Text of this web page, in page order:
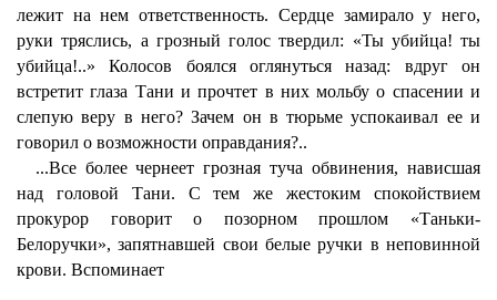
лежит на нем ответственность. Сердце замирало у него,
руки тряслись, а грозный голос твердил: «Ты убийца! ты
убийца!..» Колосов боялся оглянуться назад: вдруг он
встретит глаза Тани и прочтет в них мольбу о спасении и
слепую веру в него? Зачем он в тюрьме успокаивал ее и
говорил о возможности оправдания?..
...Все более чернеет грозная туча обвинения, нависшая
над головой Тани. С тем же жестоким спокойствием
прокурор говорит о позорном прошлом «Таньки-
Белоручки», запятнавшей свои белые ручки в неповинной
крови. Вспоминает